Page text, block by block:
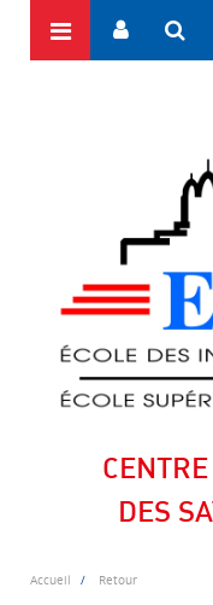
DES
Accueil Retour